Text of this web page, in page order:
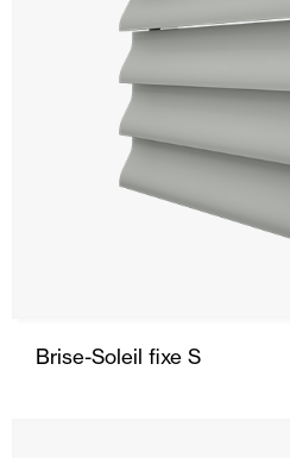
Brise-Soleil fixe S